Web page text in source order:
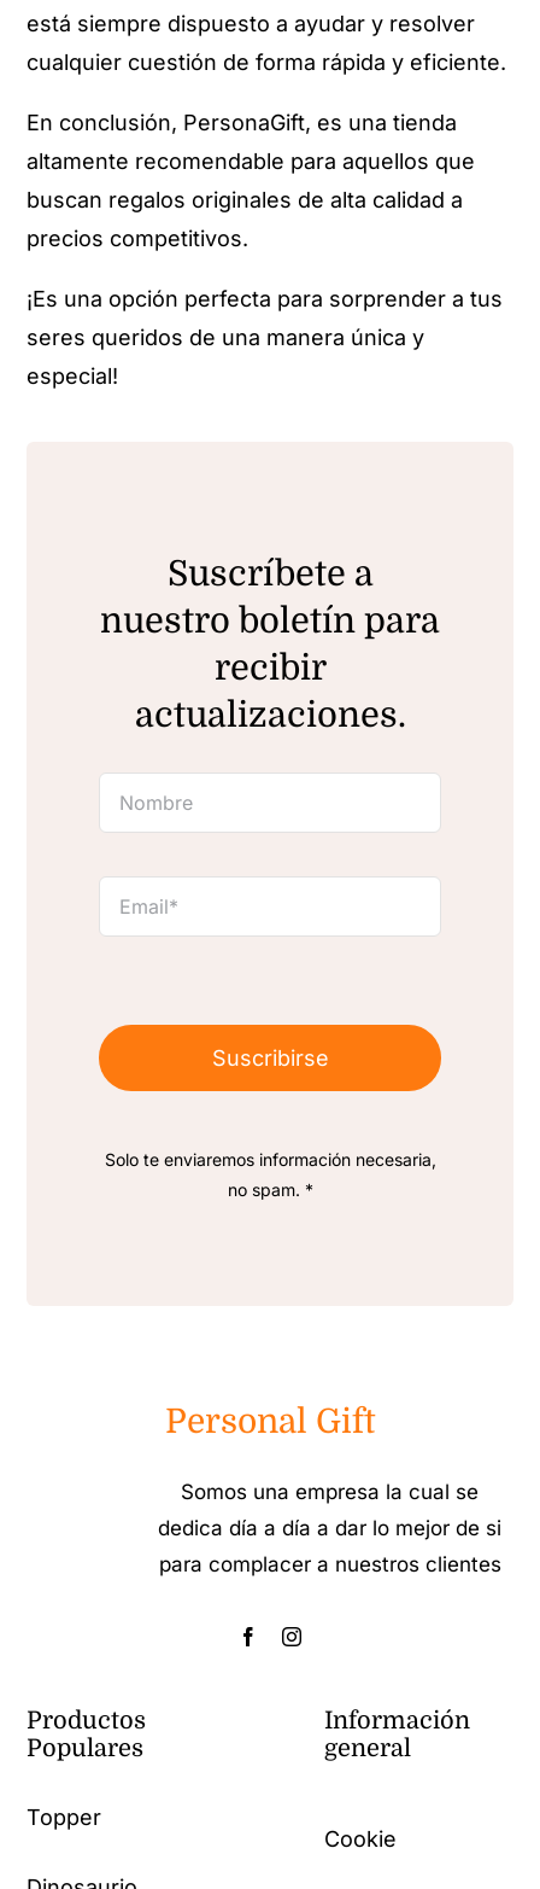
está siempre dispuesto a ayudar y resolver
cualquier cuestión de forma rápida y eficiente.
En conclusión, PersonaGift, es una tienda
altamente recomendable para aquellos que
buscan regalos originales de alta calidad a
precios competitivos.
¡Es una opción perfecta para sorprender a tus
seres queridos de una manera única y
especial!
Suscríbete a
nuestro boletín para
recibir
actualizaciones.
Suscribirse
Solo te enviaremos información necesaria,
no spam. *
Personal Gift
Somos una empresa la cual se
dedica día a día a dar lo mejor de si
para complacer a nuestros clientes
Productos
Populares
Topper
Información
general
Cookie